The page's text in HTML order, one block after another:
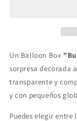
Un Balloon Box
sorpresa decorada
transparente y
y con pequeños
Puedes elegir entre